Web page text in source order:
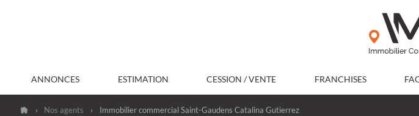
ANNONCES ESTIMATION CESSION / VENTE FRANCHISES
› Nos agents › Immobilier commercial Saint-Gaudens Catalina Gutierrez